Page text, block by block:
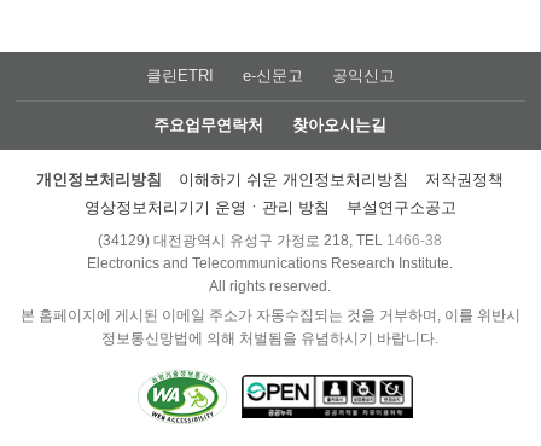
클린ETRI e-신문고 공익신고
주요업무연락처 찾아오시는길
개인정보처리방침 이해하기 쉬운 개인정보처리방침
저작권정책
영상정보처리기기 운영ㆍ관리 방침
부설연구소공고
(34129) 대전광역시 유성구 가정로 218, TEL 1466-38
Electronics and Telecommunications Research Institute.
All rights reserved.
본 홈페이지에 게시된 이메일 주소가 자동수집되는 것을 거부하며, 이를 위반시
정보통신망법에 의해 처벌됨을 유념하시기 바랍니다.